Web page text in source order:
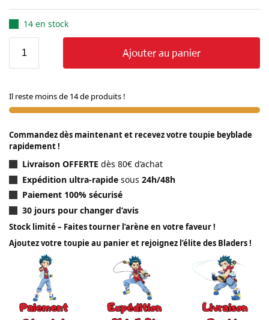
14 en stock
Ajouter au panier
Il reste moins de 14 de produits !
Commandez dès maintenant et recevez votre toupie beyblade
rapidement !
Livraison OFFERTE dès 80€ d’achat
Expédition ultra-rapide sous 24h/48h
Paiement 100% sécurisé
30 jours pour changer d’avis
Stock limité – Faites tourner l’arène en votre faveur !
Ajoutez votre toupie au panier et rejoignez l’élite des Bladers !